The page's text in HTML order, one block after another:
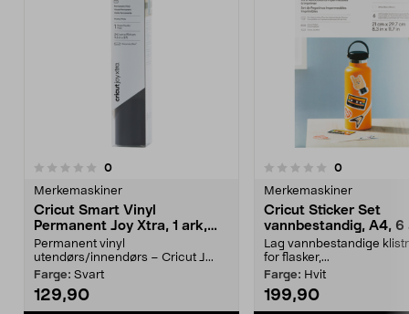
0anmeldelser
Merkemaskiner
Cricut Smart Vinyl
Permanent Joy Xtra, 1 ark,
24,1 × 91,5 cm
Permanent vinyl
utendørs/innendørs – Cricut J...
Farge: Svart
129,90
0.0 av 5 stjerner 0anmeldelser
Merkemaskiner
Cricut Sticker Set
vannbestandig, A4, 6
Lag vannbestandige
for flasker,...
Farge: Hvit
199,90
0.0av 5 stjerner